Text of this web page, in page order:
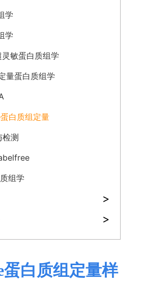
学
学
敏蛋白质组学
量蛋白质组学
白质组定量
测
组学
>
>
蛋白质组定量样